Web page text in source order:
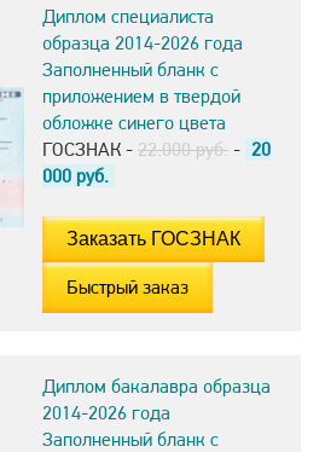
Диплом специалиста
образца 2014-2026 года
Заполненный бланк с
приложением в твердой
обложке синего цвета
ГОСЗНАК - 22.000 руб. - 20
000 руб.
Быстрый заказ
Диплом бакалавра образца
2014-2026 года
Заполненный бланк с